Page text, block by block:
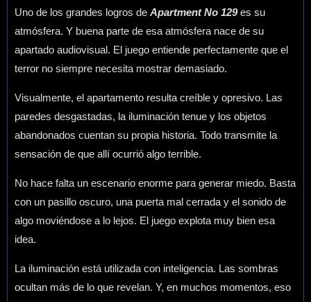
Uno de los grandes logros de Apartment No 129es su
atmósfera. Y buena parte de esa atmósfera nace de su
apartado audiovisual. El juego entiende perfectamente que el
terror no siempre necesita mostrar demasiado.
Visualmente, el apartamento resulta creíble y opresivo. Las
paredes desgastadas, la iluminación tenue y los objetos
abandonados cuentan su propia historia. Todo transmite la
sensación de que allí ocurrió algo terrible.
No hace falta un escenario enorme para generar miedo. Basta
con un pasillo oscuro, una puerta mal cerrada y el sonido de
algo moviéndose a lo lejos. El juego explota muy bien esa
idea.
La iluminación está utilizada con inteligencia. Las sombras
ocultan más de lo que revelan. Y, en muchos momentos, eso